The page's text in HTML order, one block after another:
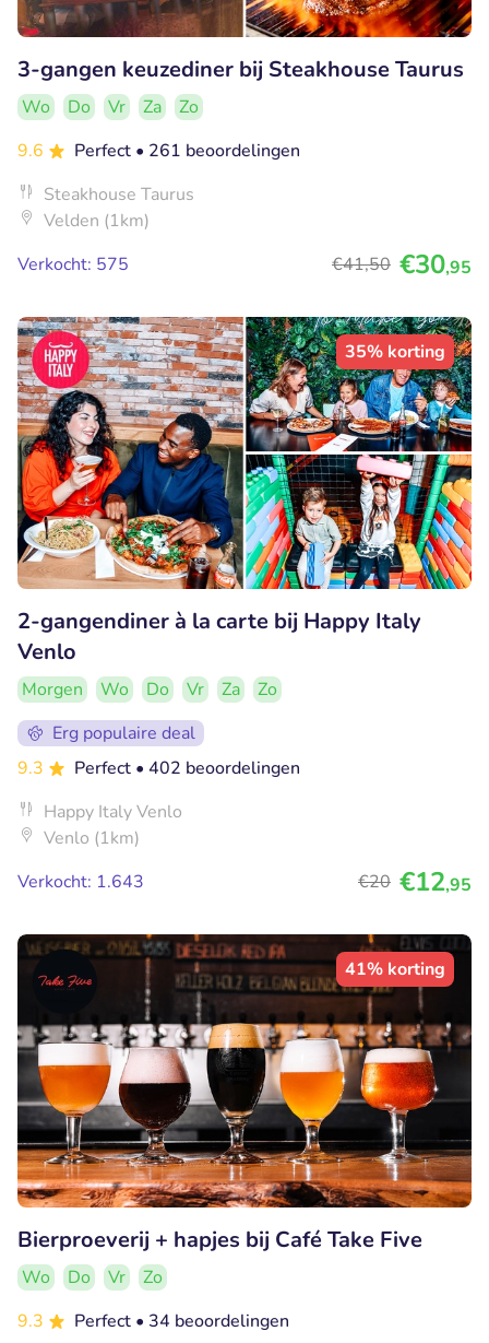
3-gangen keuzediner bij Steakhouse Taurus
Wo Do Vr Za
Zo
9.6
Perfect • 261 beoordelingen
Steakhouse Taurus
Velden (1km)
Verkocht: 575
€41,50 €30,95
35% korting
2-gangendiner à la carte bij Happy Italy
Venlo
Morgen Wo Do Vr Za
Zo
Erg populaire deal
9.3
Perfect • 402 beoordelingen
Happy Italy Venlo
Venlo (1km)
Verkocht: 1.643
€20 €12,95
41% korting
Bierproeverij + hapjes bij Café Take Five
Wo Do Vr
Zo
9.3
Perfect • 34 beoordelingen